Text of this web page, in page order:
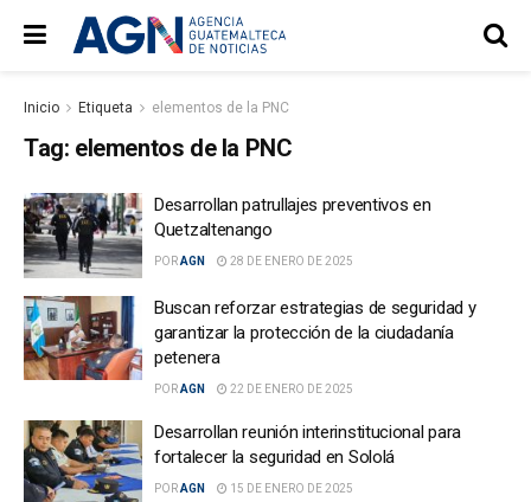
Inicio Etiqueta elementos de la PNC
Tag: elementos de la PNC
Desarrollan patrullajes preventivos en
Quetzaltenango
PORAGN 28 DE ENERO DE 2025
Buscan reforzar estrategias de seguridad y
garantizar la protección de la ciudadanía
petenera
PORAGN 22 DE ENERO DE 2025
Desarrollan reunión interinstitucional para
fortalecer la seguridad en Sololá
PORAGN 15 DE ENERO DE 2025